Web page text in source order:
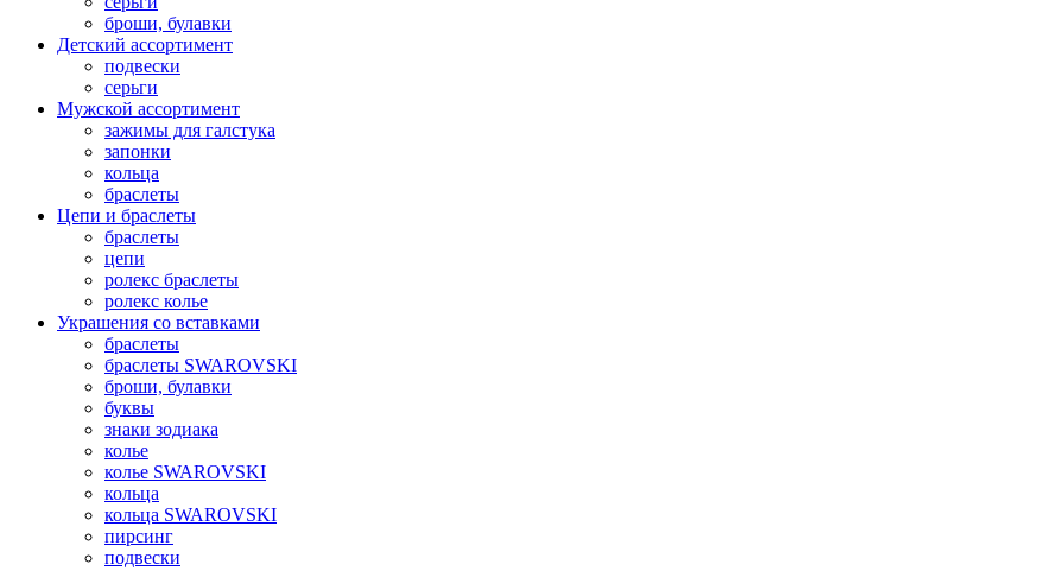
броши, булавки
Детский ассортимент
подвески
серьги
Мужской ассортимент
зажимы для галстука
запонки
кольца
браслеты
Цепи и браслеты
браслеты
цепи
ролекс браслеты
ролекс колье
Украшения со вставками
браслеты
браслеты SWAROVSKI
броши, булавки
буквы
знаки зодиака
колье
колье SWAROVSKI
кольца
кольца SWAROVSKI
пирсинг
подвески